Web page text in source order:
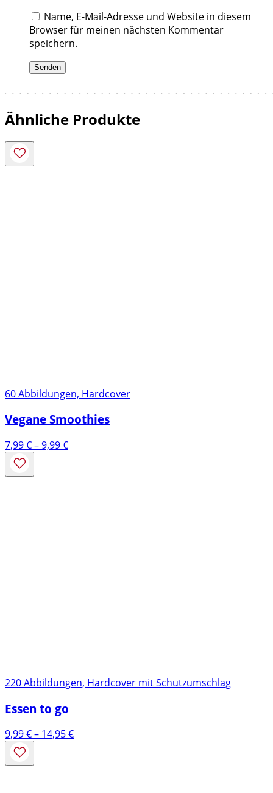
Name, E-Mail-Adresse und Website in diesem
Browser für meinen nächsten Kommentar
speichern.
Ähnliche Produkte
60 Abbildungen, Hardcover
Vegane Smoothies
7,99€–9,99€Preisspanne:
220 Abbildungen, Hardcover mit Schutzumschlag
Essen to go
9,99€– 14,95€Preisspanne: